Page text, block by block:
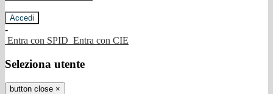
-
Entra con SPID Entra con CIE
Seleziona utente
button close ×